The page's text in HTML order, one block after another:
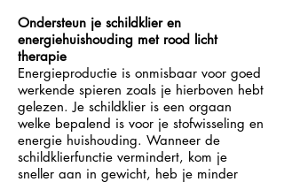
Ondersteun je schildklier en
energiehuishouding met rood licht
therapie
Energieproductie is onmisbaar voor goed
werkende spieren zoals je hierboven hebt
gelezen. Je schildklier is een orgaan
welke bepalend is voor je stofwisseling en
energie huishouding. Wanneer de
schildklierfunctie vermindert, kom je
sneller aan in gewicht, heb je minder